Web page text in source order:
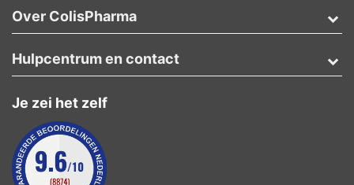
Over ColisPharma
Je zei het zelf
Hulpcentrum en contact